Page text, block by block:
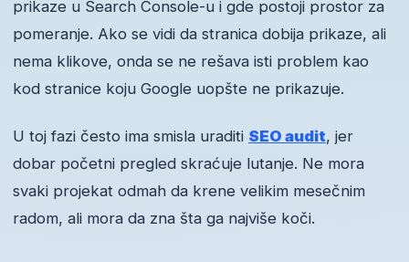
prikaze u Search Console-u i gde postoji prostor za
pomeranje. Ako se vidi da stranica dobija prikaze, ali
nema klikove, onda se ne rešava isti problem kao
kod stranice koju Google uopšte ne prikazuje.
U toj fazi često ima smisla uraditi SEO audit, jer
dobar početni pregled skraćuje lutanje. Ne mora
svaki projekat odmah da krene velikim mesečnim
radom, ali mora da zna šta ga najviše koči.